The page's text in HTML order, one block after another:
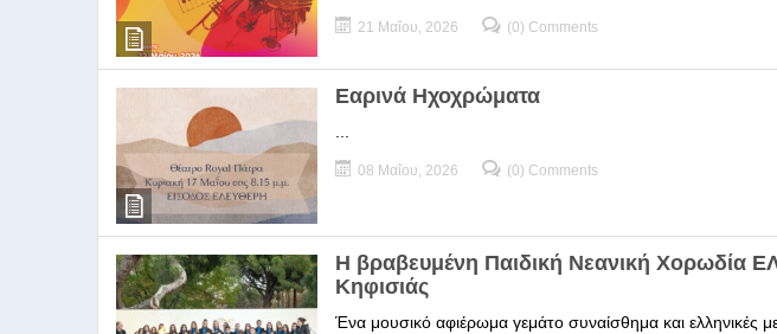
21 Μαΐου, 2026 (0) Comments
Εαρινά Ηχοχρώματα
08 Μαΐου, 2026 (0) Comments
Η βραβευμένη Παιδική Νεανική Χορωδία
Κηφισιάς
Ένα μουσικό αφιέρωμα γεμάτο συναίσθημα και ελληνικές